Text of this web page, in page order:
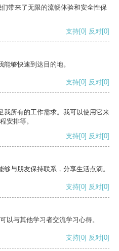
带来了无限的流畅体验和安全性保
支持[0] 反对[0]
够快速到达目的地。
支持[0] 反对[0]
我所有的工作需求。我可以使用它来
安排等。
支持[0] 反对[0]
与朋友保持联系，分享生活点滴。
支持[0] 反对[0]
以与其他学习者交流学习心得。
支持[0] 反对[0]